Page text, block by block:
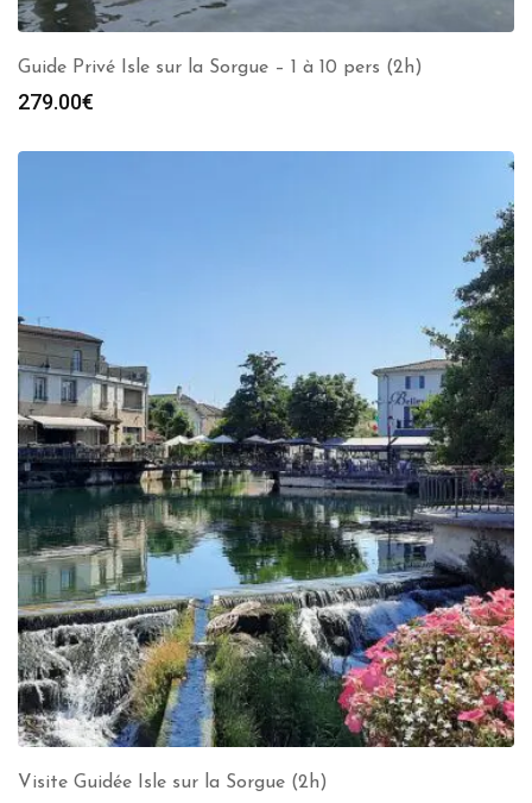
Guide Privé Isle sur la Sorgue – 1 à 10 pers (2h)
279.00€
Visite Guidée Isle sur la Sorgue (2h)